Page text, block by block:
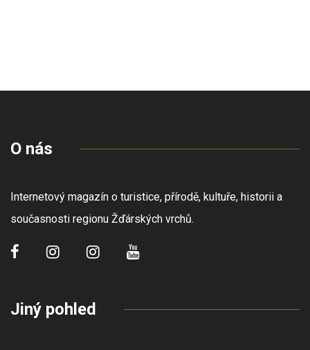
O nás
Internetový magazín o turistice, přírodě, kultuře, historii a
současnosti regionu Žďárských vrchů.
Jiný pohled